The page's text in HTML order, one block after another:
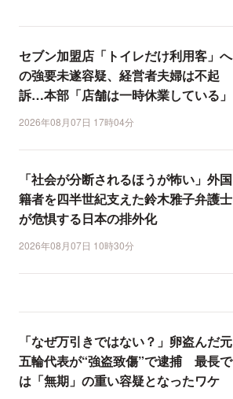
セブン加盟店「トイレだけ利用客」へ
の強要未遂容疑、経営者夫婦は不起
訴…本部「店舗は一時休業している」
2026年08月07日 17時04分
「社会が分断されるほうが怖い」外国
籍者を四半世紀支えた鈴木雅子弁護士
が危惧する日本の排外化
2026年08月07日 10時30分
「なぜ万引きではない？」卵盗んだ元
五輪代表が“強盗致傷”で逮捕 最長で
は「無期」の重い容疑となったワケ